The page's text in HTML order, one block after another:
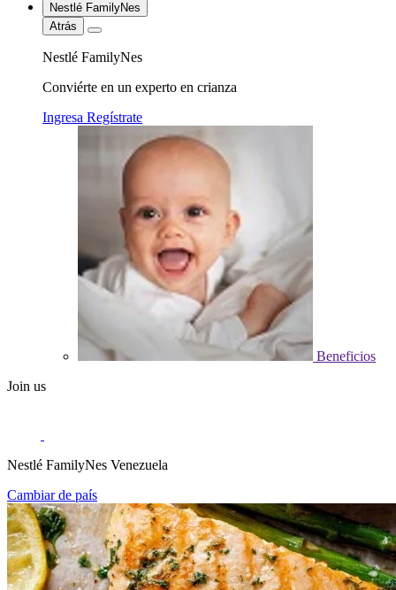
Nestlé FamilyNes
Atrás
Nestlé FamilyNes
Conviérte en un experto en crianza
Ingresa Regístrate
Beneficios
Join us
Nestlé FamilyNes Venezuela
Cambiar de país